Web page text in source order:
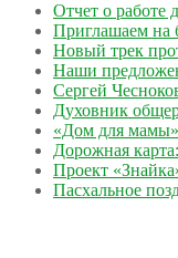
Отчет о работе
Приглашаем на
Новый трек
Наши
Сергей
Духовник
«Дом для
Дорожная
Проект
Пасхальное